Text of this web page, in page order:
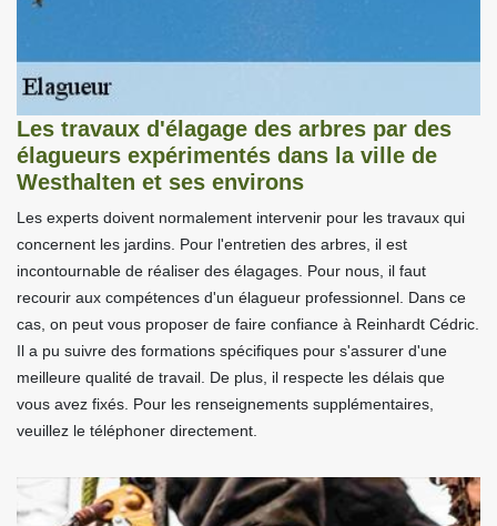
Les travaux d'élagage des arbres par des
élagueurs expérimentés dans la ville de
Westhalten et ses environs
Les experts doivent normalement intervenir pour les travaux qui
concernent les jardins. Pour l'entretien des arbres, il est
incontournable de réaliser des élagages. Pour nous, il faut
recourir aux compétences d'un élagueur professionnel. Dans ce
cas, on peut vous proposer de faire confiance à Reinhardt Cédric.
Il a pu suivre des formations spécifiques pour s'assurer d'une
meilleure qualité de travail. De plus, il respecte les délais que
vous avez fixés. Pour les renseignements supplémentaires,
veuillez le téléphoner directement.